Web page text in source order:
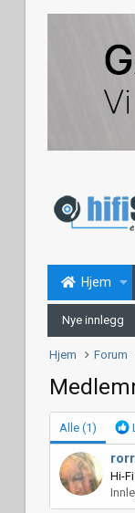
Hjem
Nye innlegg
Hjem Forum
Alle (1)
Hi-